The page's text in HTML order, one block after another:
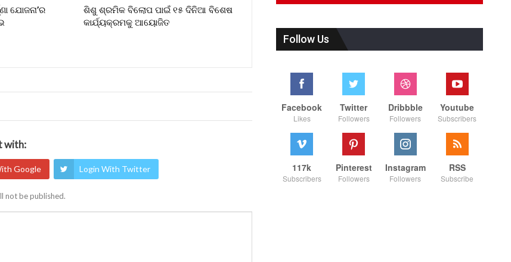
ଯୋଜନା’ର
ଶିଶୁ ଶ୍ରମିକ ବିଲୋପ ପାଇଁ ୧୫ ଦିନିଆ ବିଶେଷ
କାର୍ଯ୍ୟକ୍ରମକୁ ଆୟୋଜିତ
with:
Google Login With Twitter
not be published.
Follow Us
Facebook
Likes
Twitter
Followers
Dribbble
Followers
Youtube
Subscribers
117k
Subscribers
Pinterest
Followers
Instagram
Followers
RSS
Subscribe